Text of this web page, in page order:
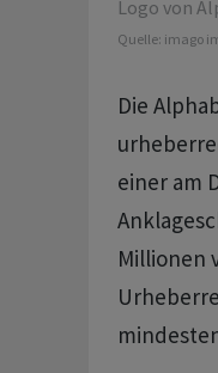
Logo von
Quelle: imago
Die
einer am
Millionen